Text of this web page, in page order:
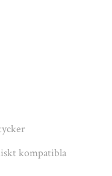
kompatibla